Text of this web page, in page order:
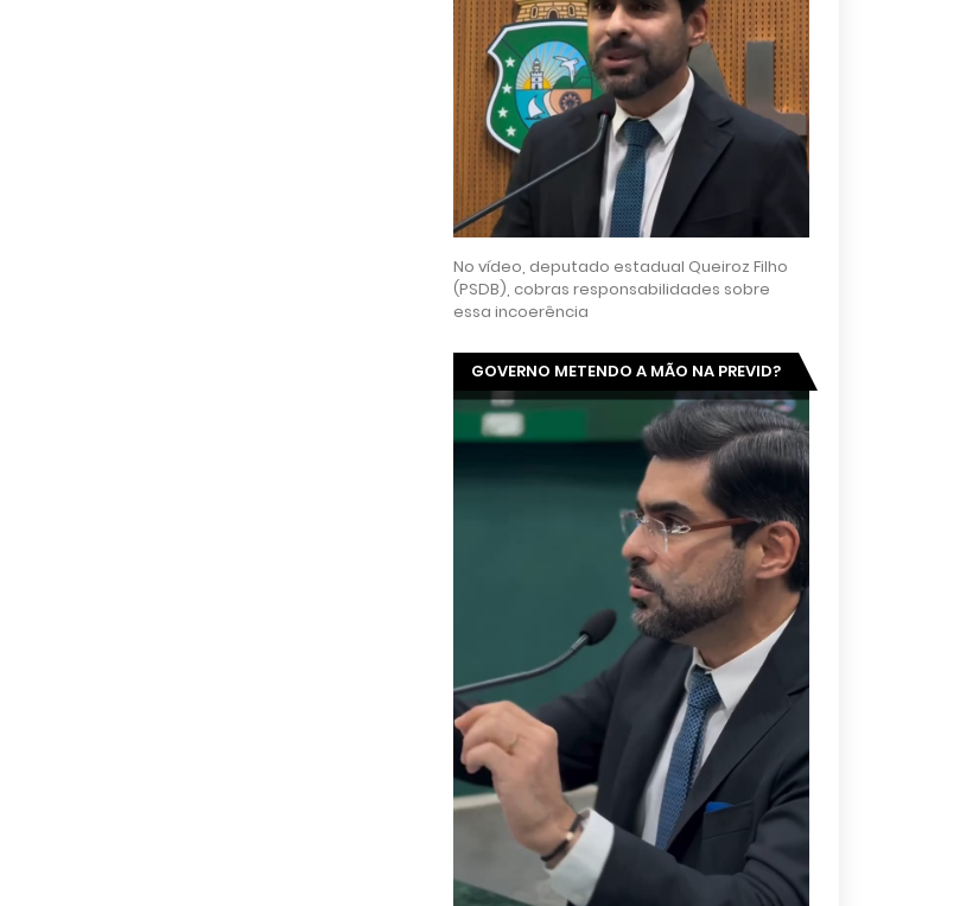
No vídeo, deputado estadual Queiroz Filho
(PSDB), cobras responsabilidades sobre
essa incoerência
GOVERNO METENDO A MÃO NA PREVID?